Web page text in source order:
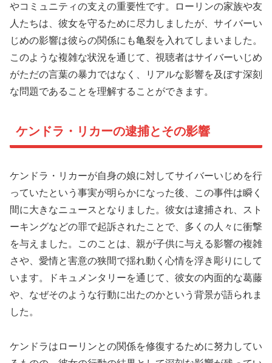
やコミュニティの支えの重要性です。ローリンの家族や友
人たちは、彼女を守るために尽力しましたが、サイバーい
じめの影響は彼らの関係にも亀裂を入れてしまいました。
このような複雑な状況を通じて、視聴者はサイバーいじめ
がただの言葉の暴力ではなく、リアルな影響を及ぼす深刻
な問題であることを理解することができます。
ケンドラ・リカーの逮捕とその影響
ケンドラ・リカーが自身の娘に対してサイバーいじめを行
っていたという事実が明らかになった後、この事件は瞬く
間に大きなニュースとなりました。彼女は逮捕され、スト
ーキングなどの罪で起訴されたことで、多くの人々に衝撃
を与えました。このことは、親が子供に与える影響の複雑
さや、愛情と害意の狭間で揺れ動く心情を浮き彫りにして
います。ドキュメンタリーを通じて、彼女の内面的な葛藤
や、なぜそのような行動に出たのかという背景が語られま
した。
ケンドラはローリンとの関係を修復するために努力してい